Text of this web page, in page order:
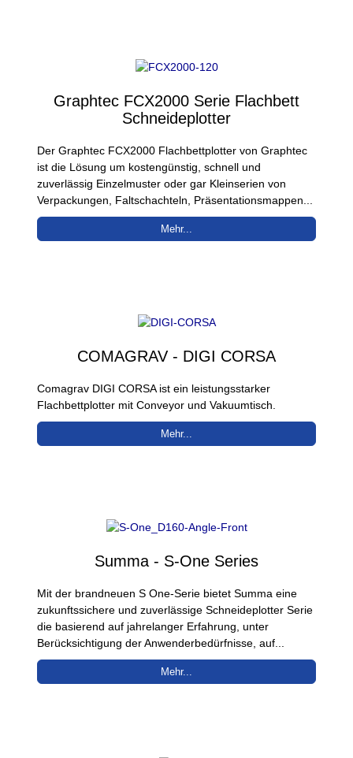
Graphtec FCX2000 Serie Flachbett
Schneideplotter
Der Graphtec FCX2000 Flachbettplotter von Graphtec
ist die Lösung um kostengünstig, schnell und
zuverlässig Einzelmuster oder gar Kleinserien von
Verpackungen, Faltschachteln, Präsentationsmappen...
Mehr...
COMAGRAV - DIGI CORSA
Comagrav DIGI CORSA ist ein leistungsstarker
Flachbettplotter mit Conveyor und Vakuumtisch.
Mehr...
Summa - S-One Series
Mit der brandneuen S One-Serie bietet Summa eine
zukunftssichere und zuverlässige Schneideplotter Serie
die basierend auf jahrelanger Erfahrung, unter
Berücksichtigung der Anwenderbedürfnisse, auf...
Mehr...